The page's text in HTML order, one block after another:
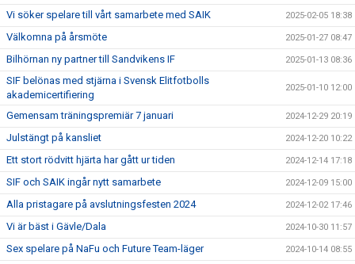
Vi söker spelare till vårt samarbete med SAIK 2025-02-05 18:38
Välkomna på årsmöte 2025-01-27 08:47
Bilhörnan ny partner till Sandvikens IF 2025-01-13 08:36
SIF belönas med stjärna i Svensk Elitfotbolls
akademicertifiering
2025-01-10 12:00
Gemensam träningspremiär 7 januari 2024-12-29 20:19
Julstängt på kansliet 2024-12-20 10:22
Ett stort rödvitt hjärta har gått ur tiden 2024-12-14 17:18
SIF och SAIK ingår nytt samarbete 2024-12-09 15:00
Alla pristagare på avslutningsfesten 2024 2024-12-02 17:46
Vi är bäst i Gävle/Dala 2024-10-30 11:57
Sex spelare på NaFu och Future Team-läger 2024-10-14 08:55